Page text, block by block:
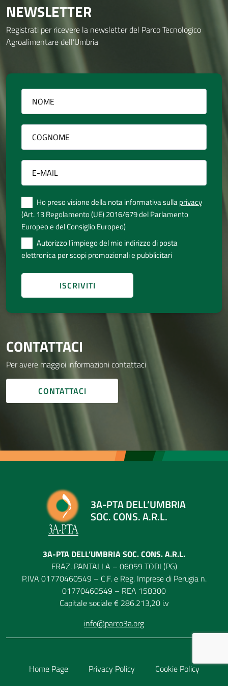
NEWSLETTER
Registrati per ricevere la newsletter del Parco Tecnologico
Agroalimentare dell’Umbria
Ho preso visione della nota informativa sullaprivacy
(Art. 13 Regolamento (UE) 2016/679 del Parlamento
Europeo e del Consiglio Europeo)
Autorizzo l’impiego del mio indirizzo di posta
elettronica per scopi promozionali e pubblicitari
CONTATTACI
Per avere maggioi informazioni contattaci
CONTATTACI
3A-PTA DELL’UMBRIA
SOC. CONS. A.R.L.
3A-PTA DELL’UMBRIA SOC. CONS. A.R.L.
FRAZ. PANTALLA – 06059 TODI (PG)
P.IVA 01770460549 – C.F. e Reg. Imprese di Perugia n.
01770460549 – REA 158300
Capitale sociale € 286.213,20 i.v
info@parco3a.org
Home Page Privacy Policy Cookie Policy